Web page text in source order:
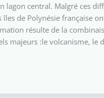
lagon central. Malgré ces
îles de Polynésie française
résulte de la
majeurs :le volcanisme, le